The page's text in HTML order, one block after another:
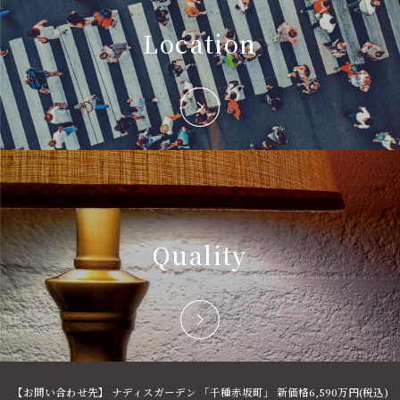
Location
Quality
【お問い合わせ先】 ナディスガーデン 「千種赤坂町」 新価格6,590万円(税込)